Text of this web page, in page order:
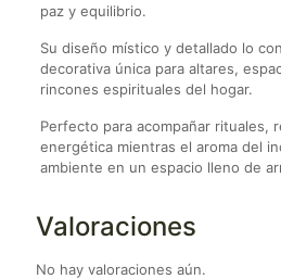
paz y equilibrio.
Su diseño místico y detallado lo
decorativa única para altares,
rincones espirituales del hogar.
Perfecto para acompañar rituales,
energética mientras el aroma del
ambiente en un espacio lleno de
Valoraciones
No hay valoraciones aún.